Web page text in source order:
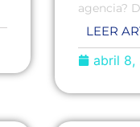
agencia?
LEER
abril 8,